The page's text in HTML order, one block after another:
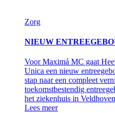
Zorg
NIEUW
Voor Maximá MC gaat
Unica een nieuw
stap naar een compleet
toekomstbestendig
het ziekenhuis in
Lees meer